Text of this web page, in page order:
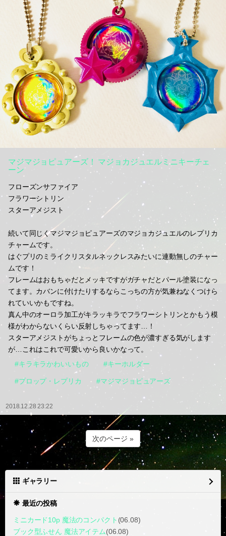
マジマジョピュアーズ！ マジョカジュエルミニキーチェ
ーン
フローズンサファイア
フラワーシトリン
スターアメジスト
続いて同じくマジマジョピュアーズのマジョカジュエルのレプリカ
チャームです。
はぐプリのミライクリスタルネックレスみたいに連動無しのチャー
ムです！
フレームはおもちゃだとメッキですがガチャだとパール塗装になっ
てます。カバンに付けたりするならこっちの方が気兼ねなくつけら
れていいかもですね。
真ん中のオーロラ加工がキラッキラでフラワーシトリンとかもう模
様がわからないくらい反射しちゃってます…！
スターアメジストがちょっとフレームの色が濃すぎる気がします
が…これはこれで可愛いから良いかなって。
#キラキラかわいいもの
#キーホルダー
#プロップ・レプリカ #マジマジョピュアーズ
2018.12.28 23:22
次のページ »
ギャラリー
最近の投稿
ミニカード10p 魔法のコンパクト (06.08)
ブック型ふせん 魔法アイテム(06.08)